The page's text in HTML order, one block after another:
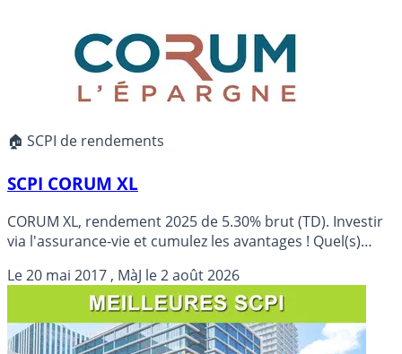
🏠 SCPI de rendements
SCPI CORUM XL
CORUM XL, rendement 2025 de 5.30% brut (TD). Investir
via l'assurance-vie et cumulez les avantages ! Quel(s)
Objectif de rendement 2026 de 5.00 % (non garanti).
Le20 mai 2017 , MàJ le2 août 2026